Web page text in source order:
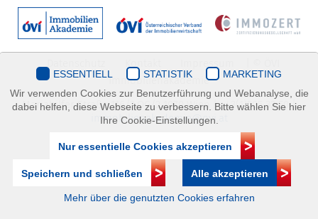
Immobilienakademie
Mariahilfer Straße 116/2.OG/2 1070 Wien | +43(1)505 32 50 |
immobilienakademie@ovi.at
ESSENTIELL STATISTIK
MARKETING
Wir verwenden Cookies zur Benutzerführung und Webanalyse, die
dabei helfen, diese Webseite zu verbessern. Bitte wählen Sie hier
Ihre Cookie-Einstellungen.
Nur essentielle Cookies akzeptieren
Speichern und schließen Alle akzeptieren
Mehr über die genutzten Cookies erfahren